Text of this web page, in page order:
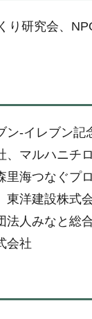
り研究会、
ン-イレブン記
、マルハニチ
里海つなぐプ
東洋建設株式
法人みなと総
会社